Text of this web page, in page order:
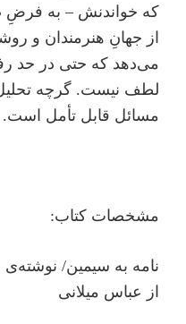
که خواندنش – به فرضِ
از جهانِ هنرمندان و
می‌دهد که حتی در حد
لطف نیست. گرچه
مسائل قابل تأمل است.
مشخصات کتاب:
نامه به سیمین/ نوشته‌ی
از عباس میلانی